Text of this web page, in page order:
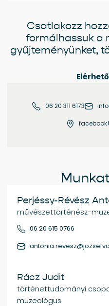
Csatlakozz
formálhassuk a
gyűjteményünket,
06 20 311 6173
facebook
Perjéssy-Révész
művészettörténész-
06 20 615 0766
Rácz Judit
történettudományi
muzeológus